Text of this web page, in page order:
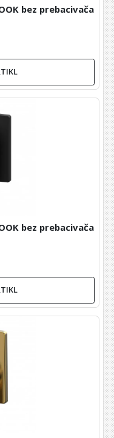
bez prebacivača
bez prebacivača